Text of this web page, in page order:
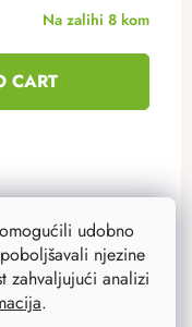
udobno
njezine
zahvaljujući analizi
.
Na zalihi 8 kom
CART
–19 %